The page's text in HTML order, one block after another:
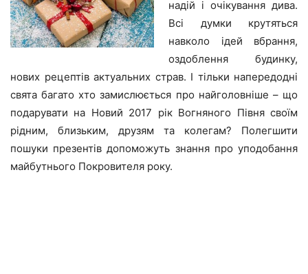
надій і очікування дива.
Всі думки крутяться
навколо ідей вбрання,
оздоблення будинку,
нових рецептів актуальних страв. І тільки напередодні
свята багато хто замислюється про найголовніше – що
подарувати на Новий 2017 рік Вогняного Півня своїм
рідним, близьким, друзям та колегам? Полегшити
пошуки презентів допоможуть знання про уподобання
майбутнього Покровителя року.